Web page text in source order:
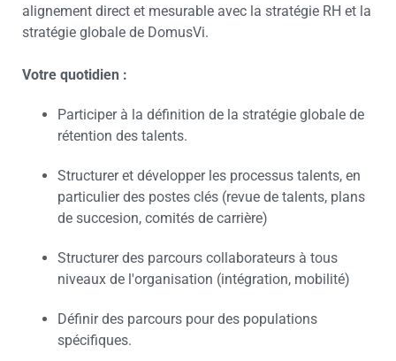
alignement direct et mesurable avec la stratégie RH et la
stratégie globale de DomusVi.
Votre quotidien :
Participer à la définition de la stratégie globale de
rétention des talents.
Structurer et développer les processus talents, en
particulier des postes clés (revue de talents, plans
de succesion, comités de carrière)
Structurer des parcours collaborateurs à tous
niveaux de l'organisation (intégration, mobilité)
Définir des parcours pour des populations
spécifiques.